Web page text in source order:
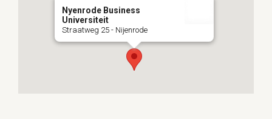
Nyenrode Business
Universiteit
Straatweg 25 - Nijenrode